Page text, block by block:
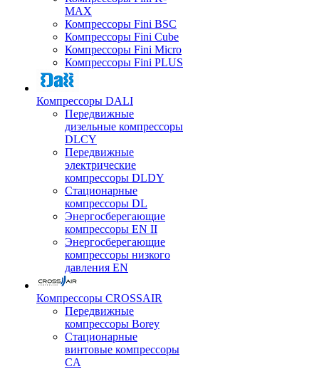
MAX
Компрессоры Fini BSC
Компрессоры Fini Cube
Компрессоры Fini Micro
Компрессоры Fini PLUS
Компрессоры DALI
Передвижные
дизельные компрессоры
DLCY
Передвижные
электрические
компрессоры DLDY
Стационарные
компрессоры DL
Энергосберегающие
компрессоры EN II
Энергосберегающие
компрессоры низкого
давления EN
Компрессоры CROSSAIR
Передвижные
компрессоры Borey
Стационарные
винтовые компрессоры
CA